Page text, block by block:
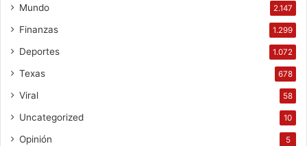
Mundo 2.147
Finanzas 1.299
Deportes 1.072
Texas 678
Viral 58
Uncategorized 10
Opinión 5